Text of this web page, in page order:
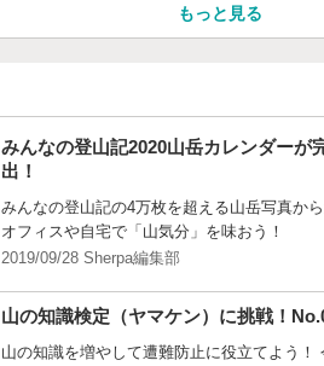
もっと見る
みんなの登山記2020山岳カレンダーが
出！
みんなの登山記の4万枚を超える山岳写真か
オフィスや自宅で「山気分」を味おう！
2019/09/28 Sherpa編集部
山の知識検定（ヤマケン）に挑戦！
山の知識を増やして遭難防止に役立てよう